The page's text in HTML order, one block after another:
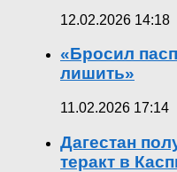
12.02.2026 14:18
«Бросил
лишить»
11.02.2026 17:14
Дагестан
теракт в